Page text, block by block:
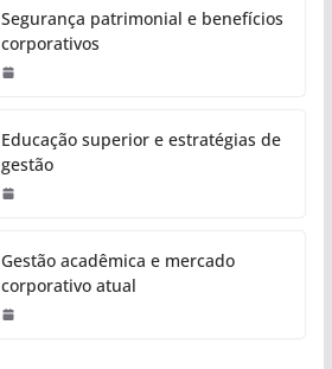
Segurança patrimonial e benefícios
corporativos
Educação superior e estratégias de
gestão
Gestão acadêmica e mercado
corporativo atual